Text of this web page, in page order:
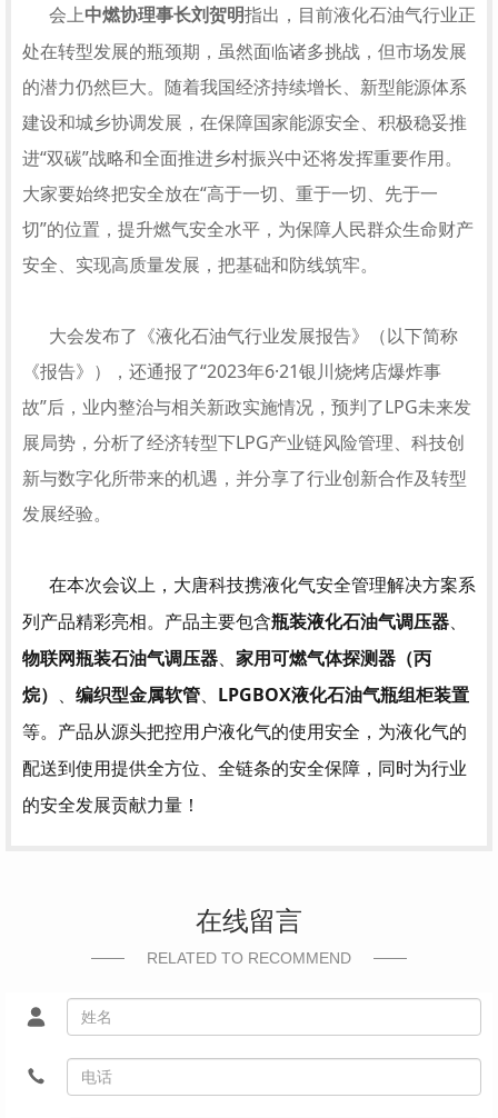
会上中燃协理事长刘贺明指出，目前液化石油气行业正
处在转型发展的瓶颈期，虽然面临诸多挑战，但市场发展
的潜力仍然巨大。随着我国经济持续增长、新型能源体系
建设和城乡协调发展，在保障国家能源安全、积极稳妥推
进“双碳”战略和全面推进乡村振兴中还将发挥重要作用。
大家要始终把安全放在“高于一切、重于一切、先于一
切”的位置，提升燃气安全水平，为保障人民群众生命财产
安全、实现高质量发展，把基础和防线筑牢。
大会发布了《液化石油气行业发展报告》（以下简称
《报告》），还通报了“2023年6·21银川烧烤店爆炸事
故”后，业内整治与相关新政实施情况，预判了LPG未来发
展局势，分析了经济转型下LPG产业链风险管理、科技创
新与数字化所带来的机遇，并分享了行业创新合作及转型
发展经验。
在本次会议上 ，大唐科技携液化气安全管理解决方案系
列产品精彩亮相。产品主要包含瓶装液化石油气调压器、
物联网瓶装石油气调压器、 家用可燃气体探测器（丙
烷） 、 编织型金属软管、 LPGBOX液化石油气瓶组柜装置
等。产品从源头把控用户液化气的使用安全，为液化气的
配送到使用提供全方位、全链条的安全保障，同时为行业
的安全发展贡献力量！
在线留言
RELATED TO RECOMMEND